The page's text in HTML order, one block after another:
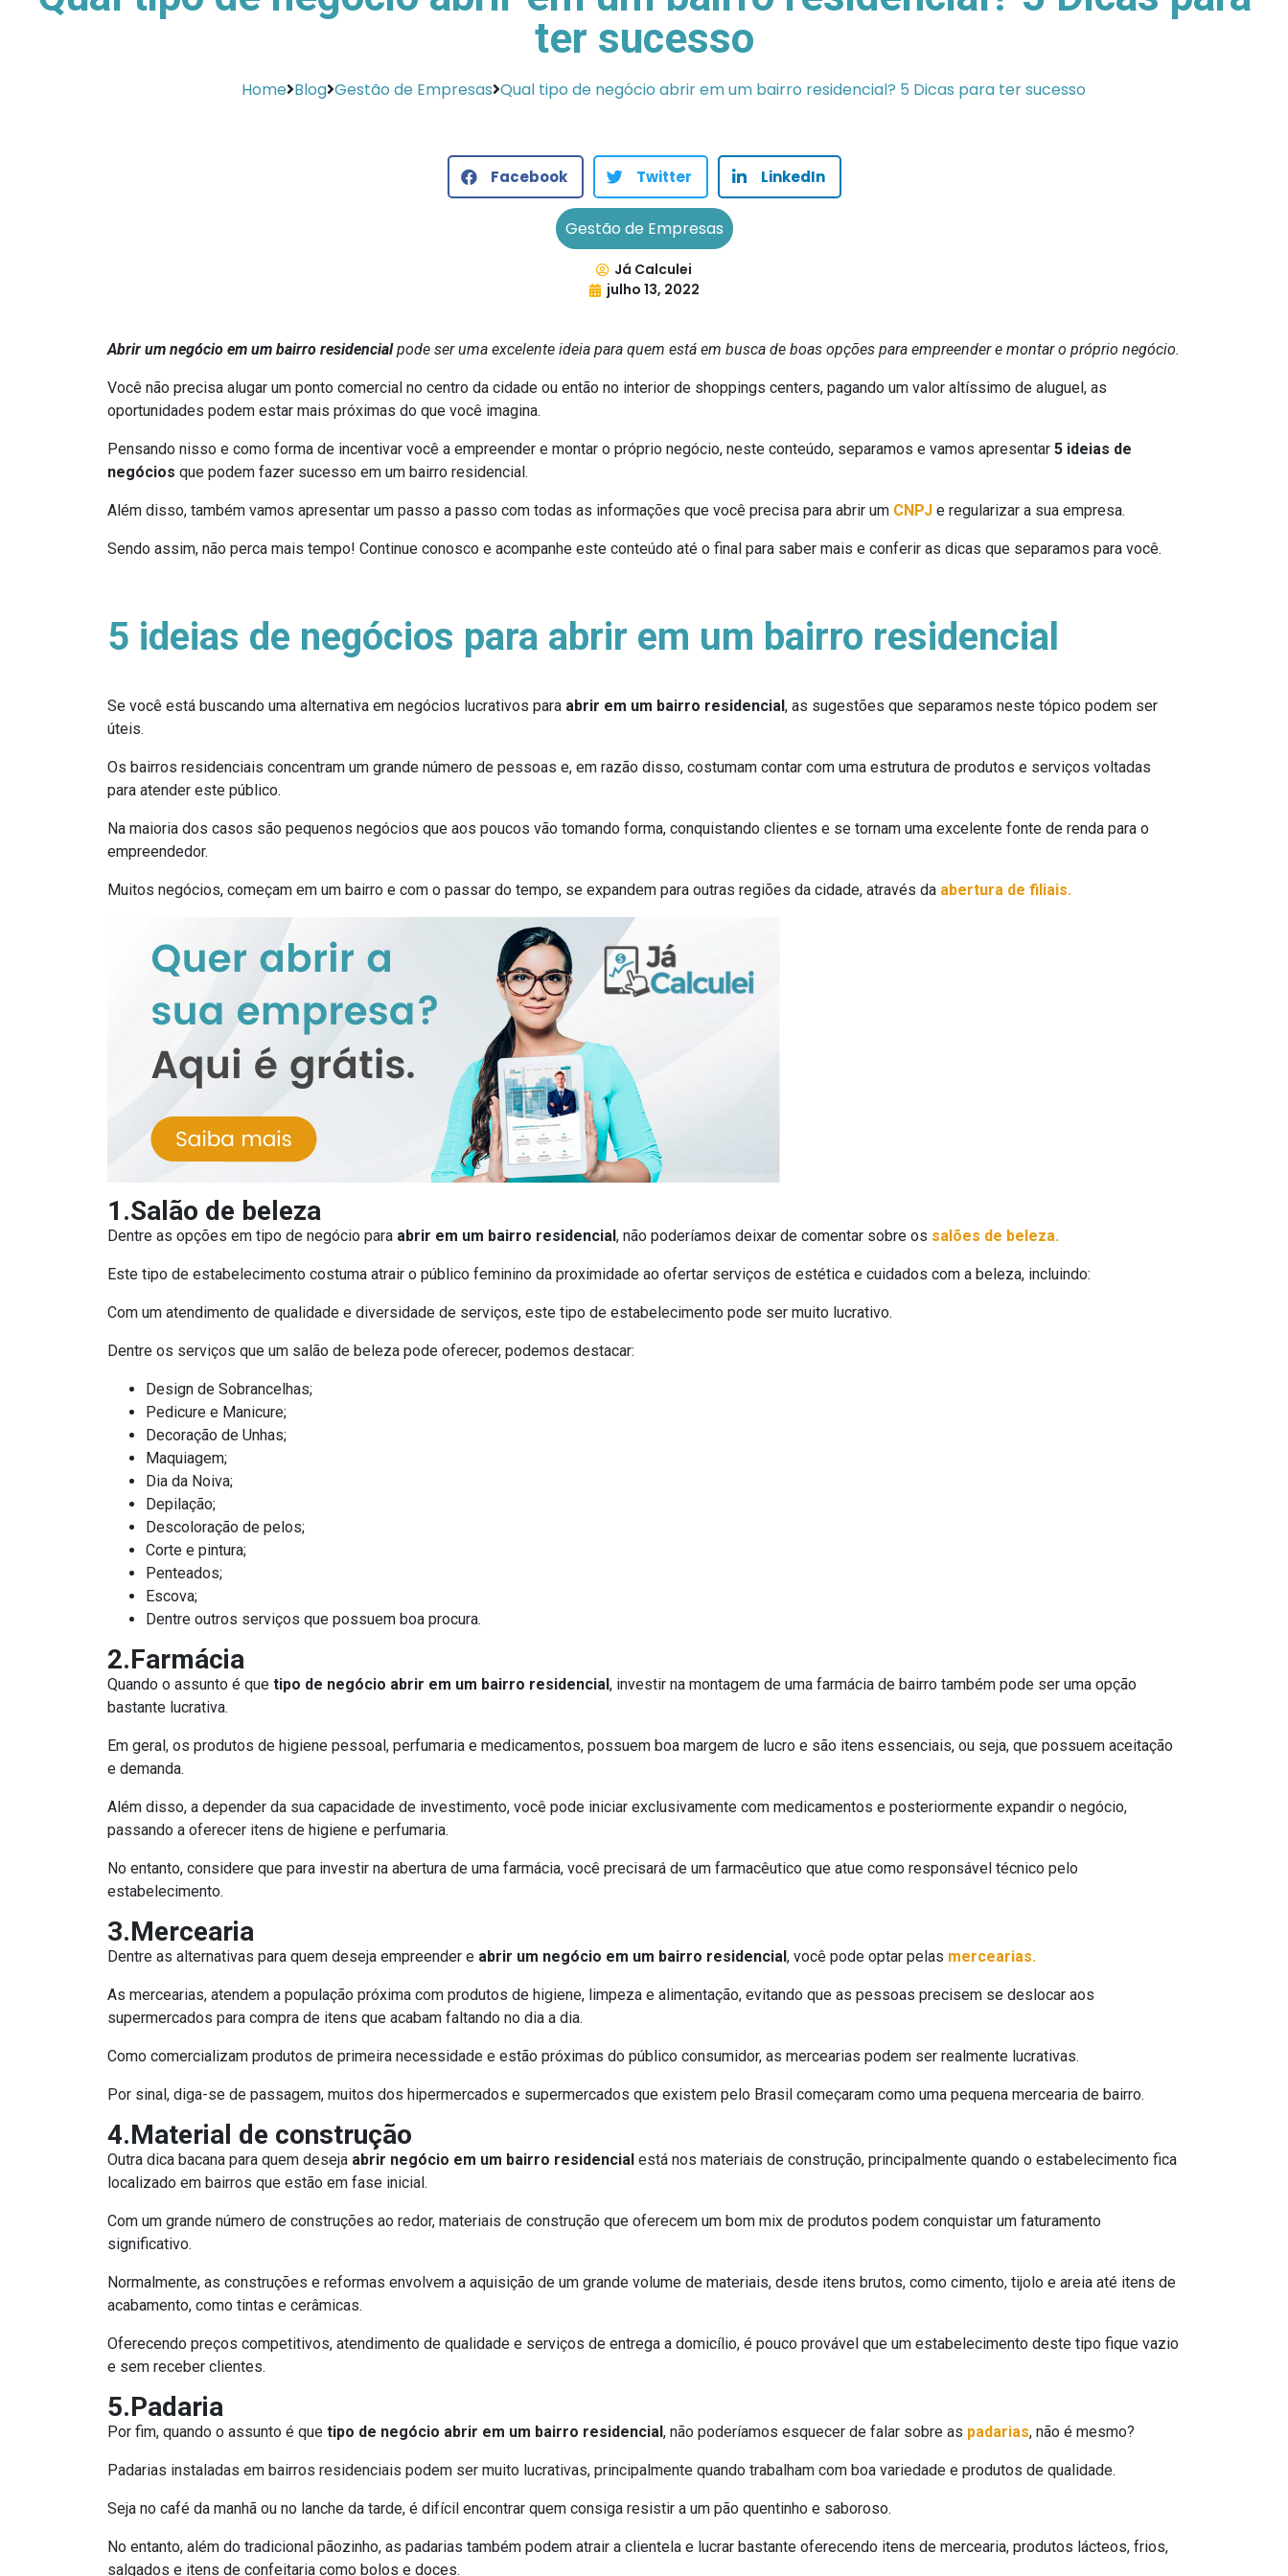
ter sucesso
Home Blog Gestão de Empresas Qual tipo de negócio abrir em um bairro residencial? 5 Dicas para ter sucesso
Facebook Twitter LinkedIn
Gestão de Empresas
Já Calculei
julho 13, 2022
Abrir um negócio em um bairro residencialpode ser uma excelente ideia para quem está em busca de boas opções para empreender e montar o próprio negócio.
Você não precisa alugar um ponto comercial no centro da cidade ou então no interior de shoppings centers, pagando um valor altíssimo de aluguel, as
oportunidades podem estar mais próximas do que você imagina.
Pensando nisso e como forma de incentivar você a empreender e montar o próprio negócio, neste conteúdo, separamos e vamos apresentar 5 ideias de
negócios que podem fazer sucesso em um bairro residencial.
Além disso, também vamos apresentar um passo a passo com todas as informações que você precisa para abrir um CNPJ e regularizar a sua empresa.
Sendo assim, não perca mais tempo! Continue conosco e acompanhe este conteúdo até o final para saber mais e conferir as dicas que separamos para você.
5 ideias de negócios para abrir em um bairro residencial
Se você está buscando uma alternativa em negócios lucrativos para abrir em um bairro residencial, as sugestões que separamos neste tópico podem ser
úteis.
Os bairros residenciais concentram um grande número de pessoas e, em razão disso, costumam contar com uma estrutura de produtos e serviços voltadas
para atender este público.
Na maioria dos casos são pequenos negócios que aos poucos vão tomando forma, conquistando clientes e se tornam uma excelente fonte de renda para o
empreendedor.
Muitos negócios, começam em um bairro e com o passar do tempo, se expandem para outras regiões da cidade, através da abertura de filiais.
1.Salão de beleza
Dentre as opções em tipo de negócio para abrir em um bairro residencial, não poderíamos deixar de comentar sobre os salões de beleza.
Este tipo de estabelecimento costuma atrair o público feminino da proximidade ao ofertar serviços de estética e cuidados com a beleza, incluindo:
Com um atendimento de qualidade e diversidade de serviços, este tipo de estabelecimento pode ser muito lucrativo.
Dentre os serviços que um salão de beleza pode oferecer, podemos destacar:
Design de Sobrancelhas;
Pedicure e Manicure;
Decoração de Unhas;
Maquiagem;
Dia da Noiva;
Depilação;
Descoloração de pelos;
Corte e pintura;
Penteados;
Escova;
Dentre outros serviços que possuem boa procura.
2.Farmácia
Quando o assunto é que tipo de negócio abrir em um bairro residencial, investir na montagem de uma farmácia de bairro também pode ser uma opção
bastante lucrativa.
Em geral, os produtos de higiene pessoal, perfumaria e medicamentos, possuem boa margem de lucro e são itens essenciais, ou seja, que possuem aceitação
e demanda.
Além disso, a depender da sua capacidade de investimento, você pode iniciar exclusivamente com medicamentos e posteriormente expandir o negócio,
passando a oferecer itens de higiene e perfumaria.
No entanto, considere que para investir na abertura de uma farmácia, você precisará de um farmacêutico que atue como responsável técnico pelo
estabelecimento.
3.Mercearia
Dentre as alternativas para quem deseja empreender e abrir um negócio em um bairro residencial, você pode optar pelas mercearias.
As mercearias, atendem a população próxima com produtos de higiene, limpeza e alimentação, evitando que as pessoas precisem se deslocar aos
supermercados para compra de itens que acabam faltando no dia a dia.
Como comercializam produtos de primeira necessidade e estão próximas do público consumidor, as mercearias podem ser realmente lucrativas.
Por sinal, diga-se de passagem, muitos dos hipermercados e supermercados que existem pelo Brasil começaram como uma pequena mercearia de bairro.
4.Material de construção
Outra dica bacana para quem deseja abrir negócio em um bairro residencial está nos materiais de construção, principalmente quando o estabelecimento fica
localizado em bairros que estão em fase inicial.
Com um grande número de construções ao redor, materiais de construção que oferecem um bom mix de produtos podem conquistar um faturamento
significativo.
Normalmente, as construções e reformas envolvem a aquisição de um grande volume de materiais, desde itens brutos, como cimento, tijolo e areia até itens de
acabamento, como tintas e cerâmicas.
Oferecendo preços competitivos, atendimento de qualidade e serviços de entrega a domicílio, é pouco provável que um estabelecimento deste tipo fique vazio
e sem receber clientes.
5.Padaria
Por fim, quando o assunto é que tipo de negócio abrir em um bairro residencial, não poderíamos esquecer de falar sobre as padarias, não é mesmo?
Padarias instaladas em bairros residenciais podem ser muito lucrativas, principalmente quando trabalham com boa variedade e produtos de qualidade.
Seja no café da manhã ou no lanche da tarde, é difícil encontrar quem consiga resistir a um pão quentinho e saboroso.
No entanto, além do tradicional pãozinho, as padarias também podem atrair a clientela e lucrar bastante oferecendo itens de mercearia, produtos lácteos, frios,
salgados e itens de confeitaria como bolos e doces.